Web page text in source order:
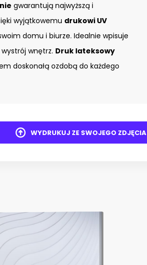
gwarantują najwyższą i
wyjątkowemu drukowi UV
domu i biurze. Idealnie wpisuje
wnętrz. Druk lateksowy
doskonałą ozdobą do każdego
WYDRUKUJ ZE SWOJEGO ZDJĘCIA